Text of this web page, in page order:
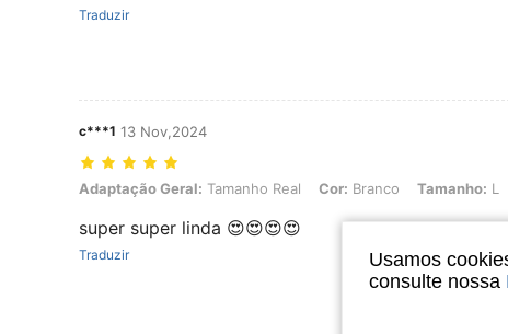
Traduzir
c***1 13 Nov,2024
Adaptação Geral: Tamanho Real, Cor: Branco, Tamanho: L
Adaptação Geral: Tamanho Real Cor: Branco Tamanho: L
super super linda 😍😍😍😍
Traduzir
Usamos
consulte nossa